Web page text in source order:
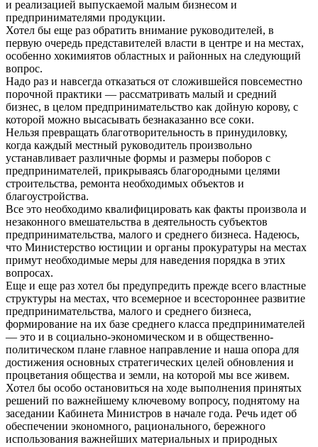
и реализацией выпускаемой малым бизнесом и
предпринимателями продукции.
Хотел бы еще раз обратить внимание руководителей, в
первую очередь представителей власти в центре и на местах,
особенно хокимиятов областных и районных на следующий
вопрос.
Надо раз и навсегда отказаться от сложившейся повсеместно
порочной практики — рассматривать малый и средний
бизнес, в целом предпринимательство как дойную корову, с
которой можно высасывать безнаказанно все соки.
Нельзя превращать благотворительность в принудиловку,
когда каждый местный руководитель произвольно
устанавливает различные формы и размеры поборов с
предпринимателей, прикрываясь благородными целями
строительства, ремонта необходимых объектов и
благоустройства.
Все это необходимо квалифицировать как факты произвола и
незаконного вмешательства в деятельность субъектов
предпринимательства, малого и среднего бизнеса. Надеюсь,
что Министерство юстиции и органы прокуратуры на местах
примут необходимые меры для наведения порядка в этих
вопросах.
Еще и еще раз хотел бы предупредить прежде всего властные
структуры на местах, что всемерное и всестороннее развитие
предпринимательства, малого и среднего бизнеса,
формирование на их базе среднего класса предпринимателей
— это и в социально-экономическом и в общественно-
политическом плане главное направление и наша опора для
достижения основных стратегических целей обновления и
процветания общества и земли, на которой мы все живем.
Хотел бы особо остановиться на ходе выполнения принятых
решений по важнейшему ключевому вопросу, поднятому на
заседании Кабинета Министров в начале года. Речь идет об
обеспечении экономного, рационального, бережного
использования важнейших материальных и природных